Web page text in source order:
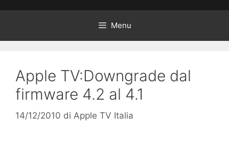
Menu
Apple TV:Downgrade dal
firmware 4.2 al 4.1
14/12/2010 di Apple TV Italia